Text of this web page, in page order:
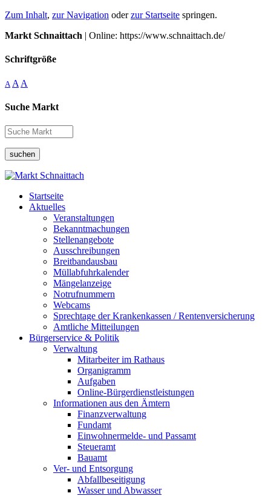
Zum Inhalt, zur Navigation oderzur Startseite springen.
Markt Schnaittach | Online: https://www.schnaittach.de/
Schriftgröße
A A A
Suche Markt
suchen
Startseite
Aktuelles
Veranstaltungen
Bekanntmachungen
Stellenangebote
Ausschreibungen
Breitbandausbau
Müllabfuhrkalender
Mängelanzeige
Notrufnummern
Webcams
Sprechtage der Krankenkassen / Rentenversicherung
Amtliche Mitteilungen
Bürgerservice & Politik
Verwaltung
Mitarbeiter im Rathaus
Organigramm
Aufgaben
Online-Bürgerdienstleistungen
Informationen aus den Ämtern
Finanzverwaltung
Fundamt
Einwohnermelde- und Passamt
Steueramt
Bauamt
Ver- und Entsorgung
Abfallbeseitigung
Wasser und Abwasser